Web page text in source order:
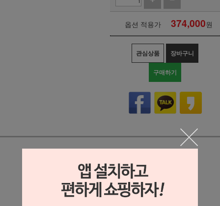
옵션 적용가 374,000원
관심상품 장바구니
구매하기
상세정보 새창 열기
상세 정보를 확대해 보실 수 있습니다.